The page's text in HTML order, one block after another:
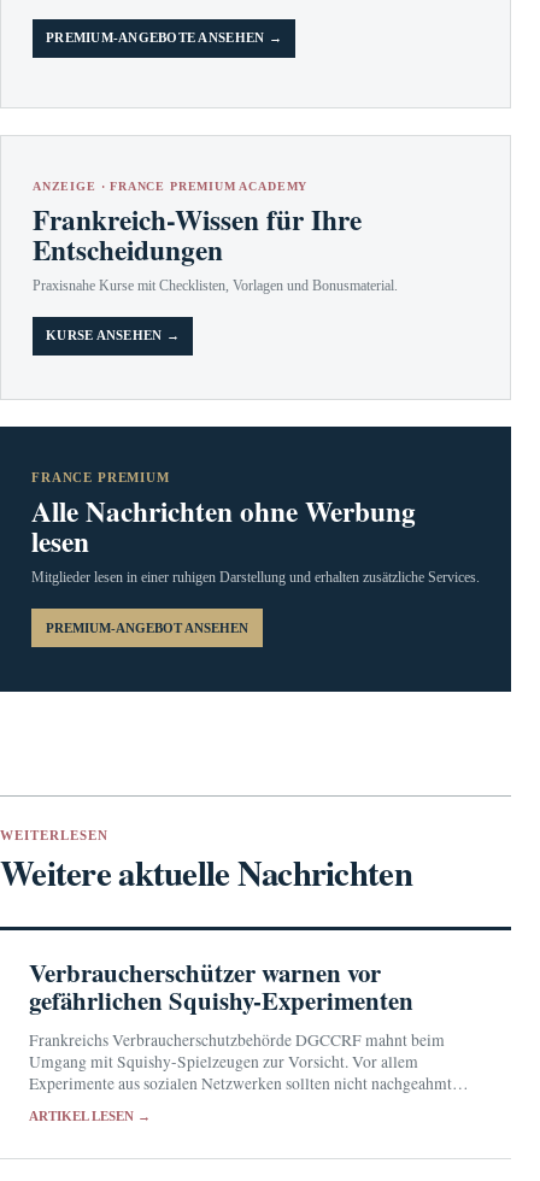
PREMIUM-ANGEBOTE ANSEHEN →
ANZEIGE · FRANCE PREMIUM ACADEMY
Frankreich-Wissen für Ihre
Entscheidungen
Praxisnahe Kurse mit Checklisten, Vorlagen und Bonusmaterial.
KURSE ANSEHEN →
FRANCE PREMIUM
Alle Nachrichten ohne Werbung
lesen
Mitglieder lesen in einer ruhigen Darstellung und erhalten zusätzliche Services.
PREMIUM-ANGEBOT ANSEHEN
WEITERLESEN
Weitere aktuelle Nachrichten
Verbraucherschützer warnen vor
gefährlichen Squishy-Experimenten
Frankreichs Verbraucherschutzbehörde DGCCRF mahnt beim
Umgang mit Squishy-Spielzeugen zur Vorsicht. Vor allem
Experimente aus sozialen Netzwerken sollten nicht nachgeahmt
ARTIKEL LESEN →